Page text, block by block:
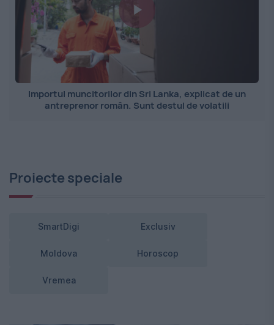
Importul muncitorilor din Sri Lanka, explicat de un
antreprenor român. Sunt destul de volatili
Proiecte speciale
SmartDigi Exclusiv
Moldova Horoscop
Vremea